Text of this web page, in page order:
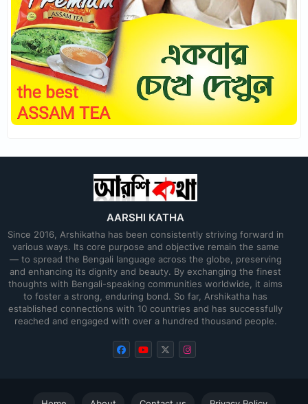
AARSHI KATHA
Since 2016, Arshikatha has been consistently striving forward in
various ways. Its core purpose and objective remain the same
— to spread the Bengali language across the globe, preserving
and enhancing its dignity and beauty. By exchanging the finest
thoughts with Bengali-speaking communities worldwide, it aims
to foster a strong, enduring bond. So far, Arshikatha has
established connections with 10 countries and has successfully
reached and engaged with over a hundred thousand people.